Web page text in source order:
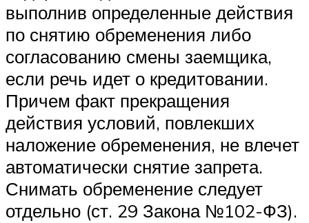
выполнив определенные действия
по снятию обременения либо
согласованию смены заемщика,
если речь идет о кредитовании.
Причем факт прекращения
действия условий, повлекших
наложение обременения, не влечет
автоматически снятие запрета.
Снимать обременение следует
отдельно (ст. 29 Закона №102-ФЗ).